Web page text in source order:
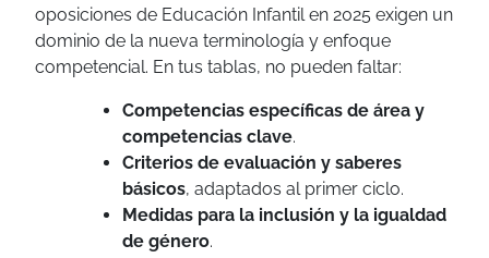
oposiciones de Educación Infantil en 2025 exigen un
dominio de la nueva terminología y enfoque
competencial. En tus tablas, no pueden faltar:
Competencias específicas de área y
competencias clave.
Criterios de evaluación y saberes
básicos, adaptados al primer ciclo.
Medidas para la inclusión y la igualdad
de género.